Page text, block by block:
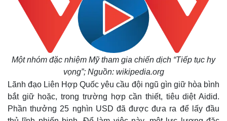
Một nhóm đặc nhiệm Mỹ tham gia chiến dịch “Tiếp tục hy
vọng”; Nguồn: wikipedia.org
Lãnh đạo Liên Hợp Quốc yêu cầu đội ngũ gìn giữ hòa bình
bắt giữ hoặc, trong trường hợp cần thiết, tiêu diệt Aidid.
Phần thưởng 25 nghìn USD đã được đưa ra để lấy đầu